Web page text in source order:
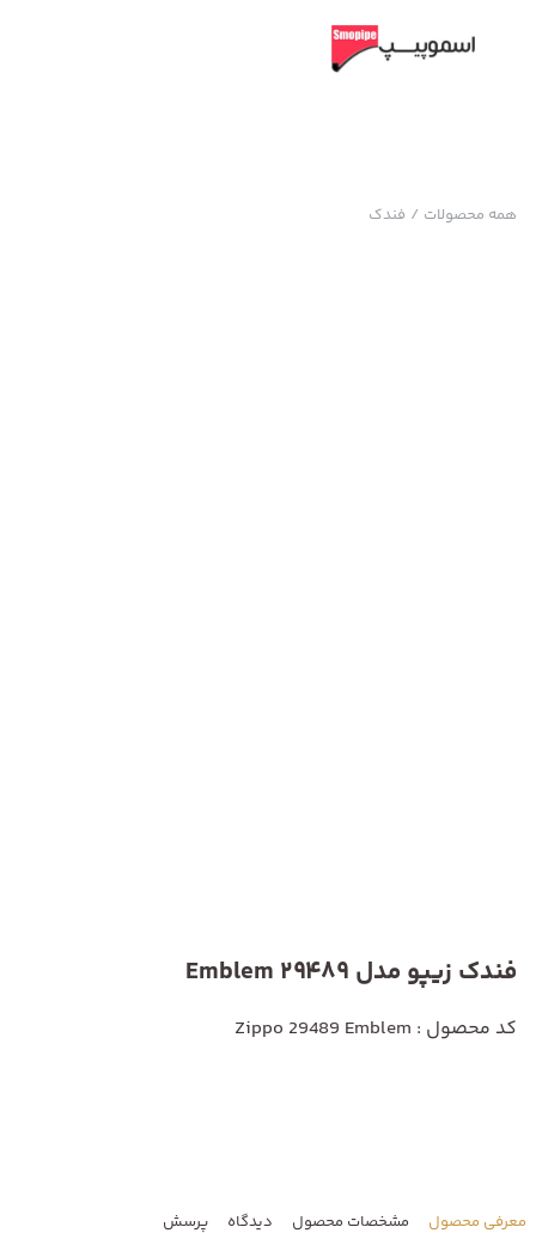
همه محصولات / فندک
فندک زیپو مدل 29489 Emblem
کد محصول : Zippo 29489 Emblem
معرفی محصول مشخصات محصول دیدگاه پرسش